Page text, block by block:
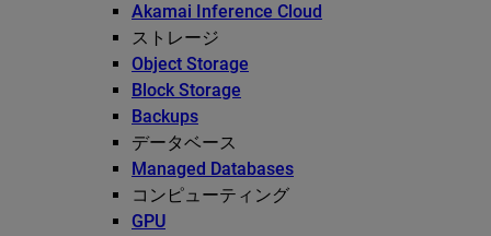
Akamai Inference Cloud
ストレージ
Object Storage
Block Storage
Backups
データベース
Managed Databases
コンピューティング
GPU